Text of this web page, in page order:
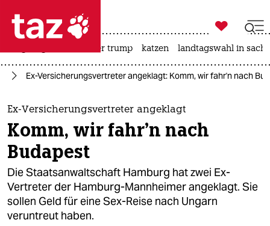
 taz zahl ich
taz zahl ich
themen
politik
öko
gesellschaft
kultur

taz zahl ich
usa unter trump katzen landtagswahl in
Ex-Versicherungsvertreter angeklagt: Komm, wir fahr'n nach
Ex-Versicherungsvertreter angeklagt
Komm, wir fahr'n nach
Budapest
Die Staatsanwaltschaft Hamburg hat zwei Ex-
Vertreter der Hamburg-Mannheimer angeklagt. Sie
sollen Geld für eine Sex-Reise nach Ungarn
veruntreut haben.